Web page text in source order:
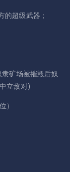
的超级武器；
矿场被摧毁后奴
立敌对)
）